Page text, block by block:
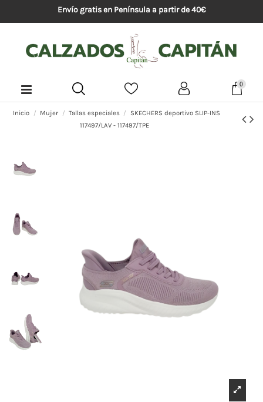
Envío gratis en Península a partir de 40€
0
Inicio Mujer Tallas especiales
SKECHERS deportivo SLIP-INS
117497/LAV - 117497/TPE